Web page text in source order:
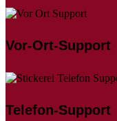
Vor-Ort-Support
Telefon-Support